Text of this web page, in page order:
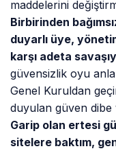
maddelerini
Birbirinden
duyarlı üye,
karşı adeta
güvensizlik oyu
Genel Kuruldan
duyulan güven dibe
Garip olan ertesi
sitelere baktım,